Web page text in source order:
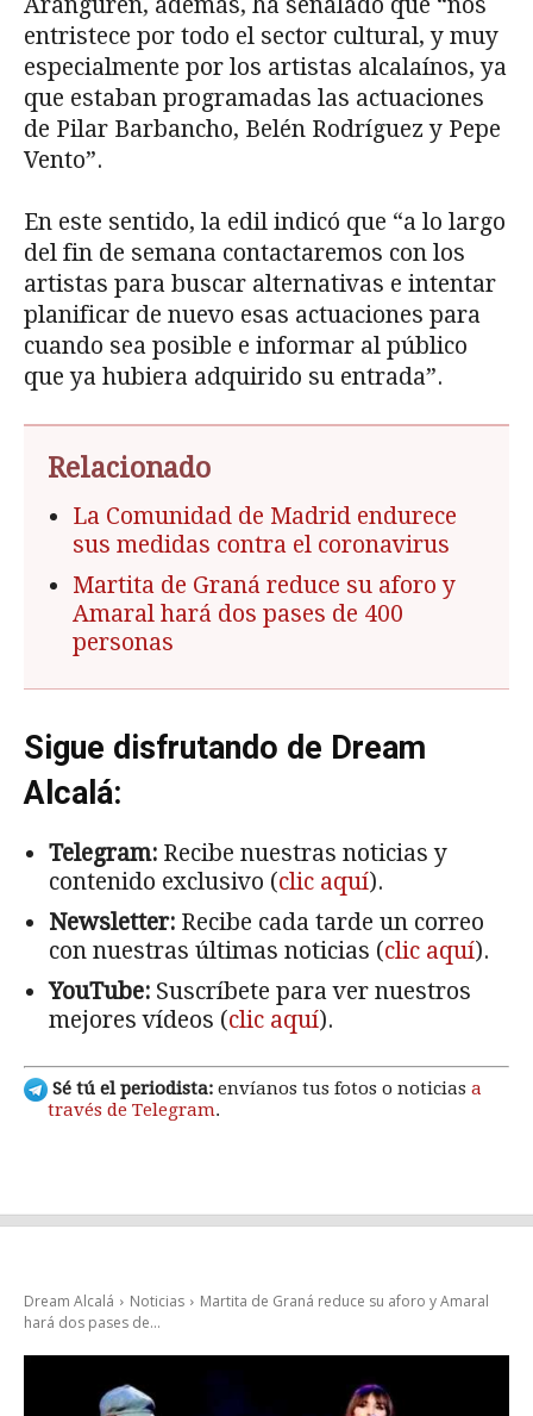
entristece por todo el sector cultural, y muy
especialmente por los artistas alcalaínos, ya
que estaban programadas las actuaciones
de Pilar Barbancho, Belén Rodríguez y Pepe
Vento”.
En este sentido, la edil indicó que “a lo largo
del fin de semana contactaremos con los
artistas para buscar alternativas e intentar
planificar de nuevo esas actuaciones para
cuando sea posible e informar al público
que ya hubiera adquirido su entrada”.
Relacionado
La Comunidad de Madrid endurece
sus medidas contra el coronavirus
Martita de Graná reduce su aforo y
Amaral hará dos pases de 400
personas
Sigue disfrutando de Dream
Alcalá:
Telegram: Recibe nuestras noticias y
contenido exclusivo (clic aquí).
Newsletter: Recibe cada tarde un correo
con nuestras últimas noticias (clic aquí).
YouTube: Suscríbete para ver nuestros
mejores vídeos (clic aquí).
Sé tú el periodista: envíanos tus fotos o noticias a
través de Telegram.